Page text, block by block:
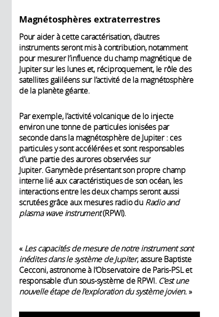
Magnétosphères extraterrestres
Pour aider à cette caractérisation, d’autres
instruments seront mis à contribution, notamment
pour mesurer l’influence du champ magnétique de
Jupiter sur les lunes et, réciproquement, le rôle des
satellites galiléens sur l’activité de la magnétosphère
de la planète géante.
Par exemple, l’activité volcanique de Io injecte
environ une tonne de particules ionisées par
seconde dans la magnétosphère de Jupiter : ces
particules y sont accélérées et sont responsables
d’une partie des aurores observées sur
Jupiter. Ganymède présentant son propre champ
interne lié aux caractéristiques de son océan, les
interactions entre les deux champs seront aussi
scrutées grâce aux mesures radio du Radio and
plasma wave instrument(RPWI).
« Les capacités de mesure de notre instrument sont
inédites dans le système de Jupiter, assure Baptiste
Cecconi, astronome à l’Observatoire de Paris-PSL et
responsable d’un sous-système de RPWI. C’est une
nouvelle étape de l’exploration du système jovien.»